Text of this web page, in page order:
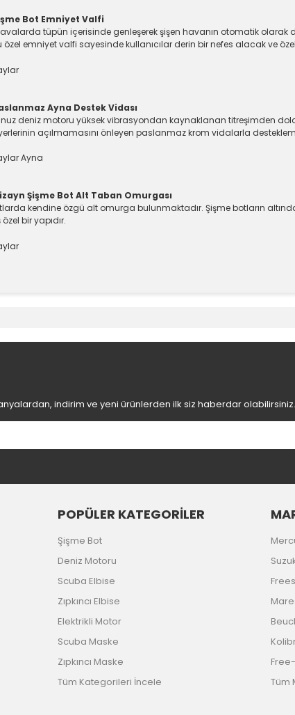
Bot Emniyet Valfi
tüpün içerisinde genleşerek şişen havanın otomatik olarak
emniyet valfi sayesinde kullanıcılar derin bir nefes alacak ve
Ayna Destek Vidası
deniz motoru yüksek vibrasyondan kaynaklanan titreşimden
açılmamasını önleyen paslanmaz krom vidalarla
Şişme Bot Alt Taban Omurgası
kendine özgü alt omurga bulunmaktadır. Şişme botların
bir yapıdır.
görüntülenemiyor.
pahalı.
olmalı.
Gönder
indirim ve yeni ürünlerden ilk siz haberdar olabilirsiniz.
POPÜLER KATEGORİLER
Şişme Bot
Deniz Motoru
Scuba Elbise
Zıpkıncı Elbise
Elektrikli Motor
Scuba Maske
Zıpkıncı Maske
Tüm Kategorileri İncele
Tüm